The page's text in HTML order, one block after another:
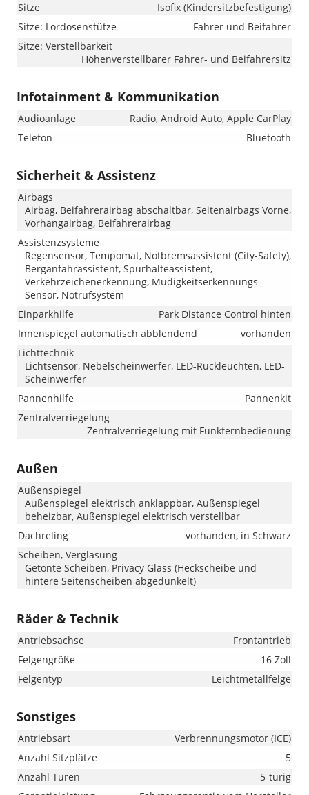
Sitze
Isofix (Kindersitzbefestigung)
Sitze: Lordosenstütze
Fahrer und Beifahrer
Sitze: Verstellbarkeit
Höhenverstellbarer Fahrer- und Beifahrersitz
Infotainment & Kommunikation
Audioanlage
Radio, Android Auto, Apple CarPlay
Telefon
Bluetooth
Sicherheit & Assistenz
Airbags
Airbag, Beifahrerairbag abschaltbar, Seitenairbags Vorne,
Vorhangairbag, Beifahrerairbag
Assistenzsysteme
Regensensor, Tempomat, Notbremsassistent (City-Safety),
Berganfahrassistent, Spurhalteassistent,
Verkehrzeichenerkennung, Müdigkeitserkennungs-
Sensor, Notrufsystem
Einparkhilfe
Park Distance Control hinten
Innenspiegel automatisch abblendend
vorhanden
Lichttechnik
Lichtsensor, Nebelscheinwerfer, LED-Rückleuchten, LED-
Scheinwerfer
Pannenhilfe
Pannenkit
Zentralverriegelung
Zentralverriegelung mit Funkfernbedienung
Außen
Außenspiegel
Außenspiegel elektrisch anklappbar, Außenspiegel
beheizbar, Außenspiegel elektrisch verstellbar
Dachreling
vorhanden, in Schwarz
Scheiben, Verglasung
Getönte Scheiben, Privacy Glass (Heckscheibe und
hintere Seitenscheiben abgedunkelt)
Räder & Technik
Antriebsachse
Frontantrieb
Felgengröße
16 Zoll
Felgentyp
Leichtmetallfelge
Sonstiges
Antriebsart
Verbrennungsmotor (ICE)
Anzahl Sitzplätze
5
Anzahl Türen
5-türig